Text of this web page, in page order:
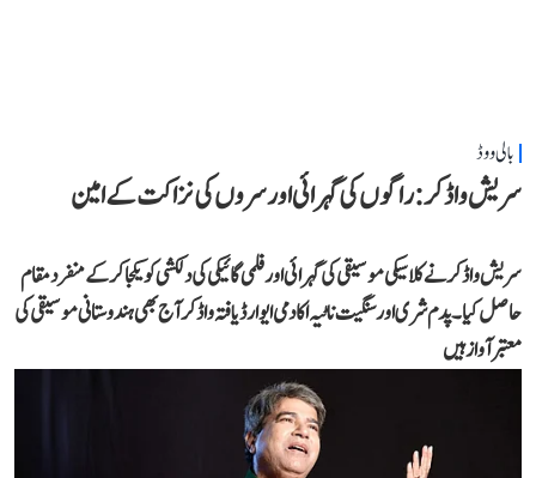
بالی ووڈ
سریش واڈکر: راگوں کی گہرائی اور سروں کی نزاکت کے امین
سریش واڈکر نے کلاسیکی موسیقی کی گہرائی اور فلمی گائیکی کی دلکشی کو یکجا کر کے منفرد مقام
حاصل کیا۔ پدم شری اور سنگیت ناٹیہ اکادمی ایوارڈ یافتہ واڈکر آج بھی ہندوستانی موسیقی کی
معتبر آواز ہیں